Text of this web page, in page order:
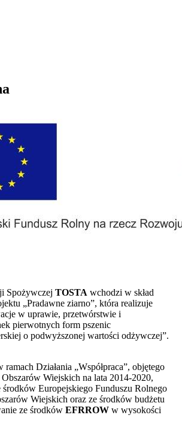
Spożywczej TOSTA wchodzi w skład
„Pradawne ziarno”, która realizuje
w uprawie, przetwórstwie i
pierwotnych form pszenic
o podwyższonej wartości odżywczej”.
Działania „Współpraca”, objętego
Wiejskich na lata 2014-2020,
środków Europejskiego Funduszu Rolnego
Wiejskich oraz ze środków budżetu
ze środków EFRROW w wysokości